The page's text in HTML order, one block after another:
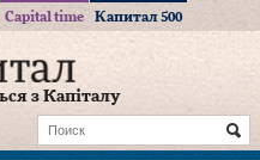
Capital time Капитал 500
з Капіталу